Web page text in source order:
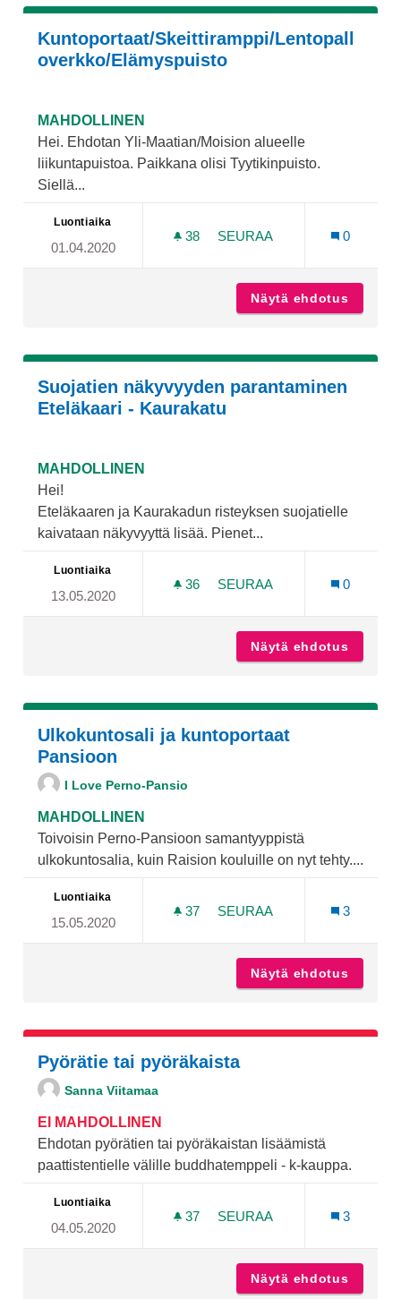
Kuntoportaat/Skeittiramppi/Lentopall
overkko/Elämyspuisto
MAHDOLLINEN
Hei. Ehdotan Yli-Maatian/Moision alueelle
liikuntapuistoa. Paikkana olisi Tyytikinpuisto.
Siellä...
Luontiaika
01.04.2020
38 38 SEURAAJAA
SEURAA
0
Näytä ehdotus
Suojatien näkyvyyden parantaminen
Eteläkaari - Kaurakatu
MAHDOLLINEN
Hei!
Eteläkaaren ja Kaurakadun risteyksen suojatielle
kaivataan näkyvyyttä lisää. Pienet...
Luontiaika
13.05.2020
36 36 SEURAAJAA
SEURAA
0
Näytä ehdotus
Ulkokuntosali ja kuntoportaat
Pansioon
I Love Perno-Pansio
MAHDOLLINEN
Toivoisin Perno-Pansioon samantyyppistä
ulkokuntosalia, kuin Raision kouluille on nyt tehty....
Luontiaika
15.05.2020
37 37 SEURAAJAA
SEURAA
3
Näytä ehdotus
Pyörätie tai pyöräkaista
Sanna Viitamaa
EI MAHDOLLINEN
Ehdotan pyörätien tai pyöräkaistan lisäämistä
paattistentielle välille buddhatemppeli - k-kauppa.
Luontiaika
04.05.2020
37 37 SEURAAJAA
SEURAA
3
Näytä ehdotus